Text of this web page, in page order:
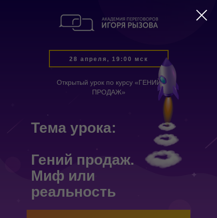
Тема урока:
Гений продаж.
Миф или
реальность
28 апреля, 19:00 мск
Открытый урок по курсу «ГЕНИЙ
ПРОДАЖ»